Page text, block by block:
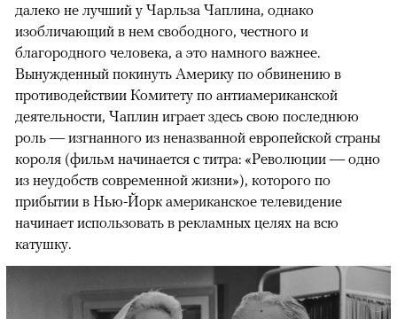
далеко не лучший у Чарльза Чаплина, однако
изобличающий в нем свободного, честного и
благородного человека, а это намного важнее.
Вынужденный покинуть Америку по обвинению в
противодействии Комитету по антиамериканской
деятельности, Чаплин играет здесь свою последнюю
роль — изгнанного из неназванной европейской страны
короля (фильм начинается с титра: «Революции — одно
из неудобств современной жизни»), которого по
прибытии в Нью-Йорк американское телевидение
начинает использовать в рекламных целях на всю
катушку.